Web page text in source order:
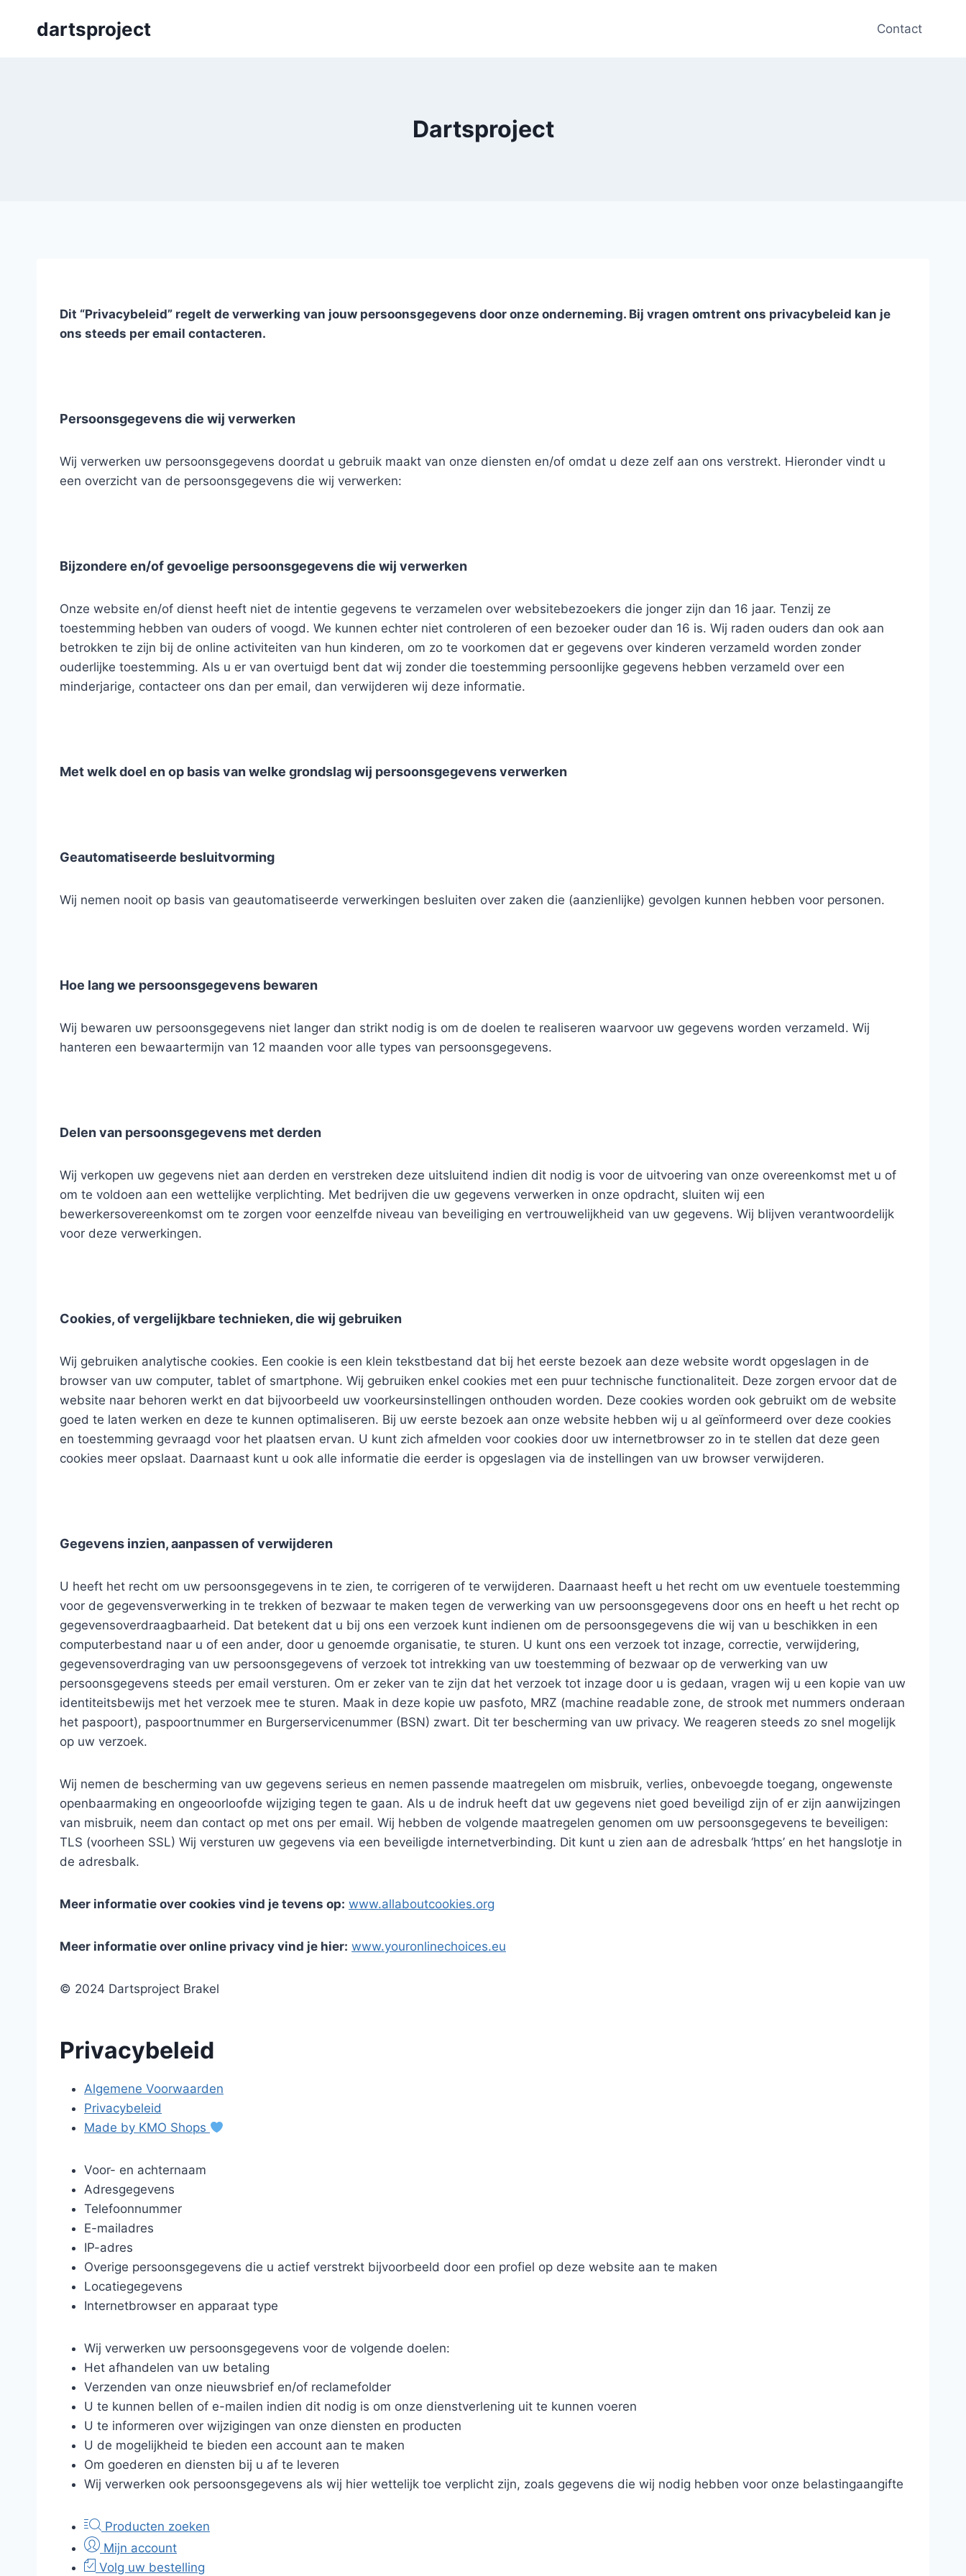
dartsproject Contact
Dartsproject
Dit “Privacybeleid” regelt de verwerking van jouw persoonsgegevens door onze onderneming. Bij vragen omtrent ons privacybeleid kan je
ons steeds per email contacteren.
Persoonsgegevens die wij verwerken
Wij verwerken uw persoonsgegevens doordat u gebruik maakt van onze diensten en/of omdat u deze zelf aan ons verstrekt. Hieronder vindt u
een overzicht van de persoonsgegevens die wij verwerken:
Bijzondere en/of gevoelige persoonsgegevens die wij verwerken
Onze website en/of dienst heeft niet de intentie gegevens te verzamelen over websitebezoekers die jonger zijn dan 16 jaar. Tenzij ze
toestemming hebben van ouders of voogd. We kunnen echter niet controleren of een bezoeker ouder dan 16 is. Wij raden ouders dan ook aan
betrokken te zijn bij de online activiteiten van hun kinderen, om zo te voorkomen dat er gegevens over kinderen verzameld worden zonder
ouderlijke toestemming. Als u er van overtuigd bent dat wij zonder die toestemming persoonlijke gegevens hebben verzameld over een
minderjarige, contacteer ons dan per email, dan verwijderen wij deze informatie.
Met welk doel en op basis van welke grondslag wij persoonsgegevens verwerken
Geautomatiseerde besluitvorming
Wij nemen nooit op basis van geautomatiseerde verwerkingen besluiten over zaken die (aanzienlijke) gevolgen kunnen hebben voor personen.
Hoe lang we persoonsgegevens bewaren
Wij bewaren uw persoonsgegevens niet langer dan strikt nodig is om de doelen te realiseren waarvoor uw gegevens worden verzameld. Wij
hanteren een bewaartermijn van 12 maanden voor alle types van persoonsgegevens.
Delen van persoonsgegevens met derden
Wij verkopen uw gegevens niet aan derden en verstreken deze uitsluitend indien dit nodig is voor de uitvoering van onze overeenkomst met u of
om te voldoen aan een wettelijke verplichting. Met bedrijven die uw gegevens verwerken in onze opdracht, sluiten wij een
bewerkersovereenkomst om te zorgen voor eenzelfde niveau van beveiliging en vertrouwelijkheid van uw gegevens. Wij blijven verantwoordelijk
voor deze verwerkingen.
Cookies, of vergelijkbare technieken, die wij gebruiken
Wij gebruiken analytische cookies. Een cookie is een klein tekstbestand dat bij het eerste bezoek aan deze website wordt opgeslagen in de
browser van uw computer, tablet of smartphone. Wij gebruiken enkel cookies met een puur technische functionaliteit. Deze zorgen ervoor dat de
website naar behoren werkt en dat bijvoorbeeld uw voorkeursinstellingen onthouden worden. Deze cookies worden ook gebruikt om de website
goed te laten werken en deze te kunnen optimaliseren. Bij uw eerste bezoek aan onze website hebben wij u al geïnformeerd over deze cookies
en toestemming gevraagd voor het plaatsen ervan. U kunt zich afmelden voor cookies door uw internetbrowser zo in te stellen dat deze geen
cookies meer opslaat. Daarnaast kunt u ook alle informatie die eerder is opgeslagen via de instellingen van uw browser verwijderen.
Gegevens inzien, aanpassen of verwijderen
U heeft het recht om uw persoonsgegevens in te zien, te corrigeren of te verwijderen. Daarnaast heeft u het recht om uw eventuele toestemming
voor de gegevensverwerking in te trekken of bezwaar te maken tegen de verwerking van uw persoonsgegevens door ons en heeft u het recht op
gegevensoverdraagbaarheid. Dat betekent dat u bij ons een verzoek kunt indienen om de persoonsgegevens die wij van u beschikken in een
computerbestand naar u of een ander, door u genoemde organisatie, te sturen. U kunt ons een verzoek tot inzage, correctie, verwijdering,
gegevensoverdraging van uw persoonsgegevens of verzoek tot intrekking van uw toestemming of bezwaar op de verwerking van uw
persoonsgegevens steeds per email versturen. Om er zeker van te zijn dat het verzoek tot inzage door u is gedaan, vragen wij u een kopie van uw
identiteitsbewijs met het verzoek mee te sturen. Maak in deze kopie uw pasfoto, MRZ (machine readable zone, de strook met nummers onderaan
het paspoort), paspoortnummer en Burgerservicenummer (BSN) zwart. Dit ter bescherming van uw privacy. We reageren steeds zo snel mogelijk
op uw verzoek.
Wij nemen de bescherming van uw gegevens serieus en nemen passende maatregelen om misbruik, verlies, onbevoegde toegang, ongewenste
openbaarmaking en ongeoorloofde wijziging tegen te gaan. Als u de indruk heeft dat uw gegevens niet goed beveiligd zijn of er zijn aanwijzingen
van misbruik, neem dan contact op met ons per email. Wij hebben de volgende maatregelen genomen om uw persoonsgegevens te beveiligen:
TLS (voorheen SSL) Wij versturen uw gegevens via een beveiligde internetverbinding. Dit kunt u zien aan de adresbalk ‘https’ en het hangslotje in
de adresbalk.
Meer informatie over cookies vind je tevens op: www.allaboutcookies.org
Meer informatie over online privacy vind je hier: www.youronlinechoices.eu
© 2024 Dartsproject Brakel
Privacybeleid
Algemene Voorwaarden
Privacybeleid
Made by KMO Shops
Voor- en achternaam
Adresgegevens
Telefoonnummer
E-mailadres
IP-adres
Overige persoonsgegevens die u actief verstrekt bijvoorbeeld door een profiel op deze website aan te maken
Locatiegegevens
Internetbrowser en apparaat type
Wij verwerken uw persoonsgegevens voor de volgende doelen:
Het afhandelen van uw betaling
Verzenden van onze nieuwsbrief en/of reclamefolder
U te kunnen bellen of e-mailen indien dit nodig is om onze dienstverlening uit te kunnen voeren
U te informeren over wijzigingen van onze diensten en producten
U de mogelijkheid te bieden een account aan te maken
Om goederen en diensten bij u af te leveren
Wij verwerken ook persoonsgegevens als wij hier wettelijk toe verplicht zijn, zoals gegevens die wij nodig hebben voor onze belastingaangifte
Producten zoeken
Mijn account
Volg uw bestelling